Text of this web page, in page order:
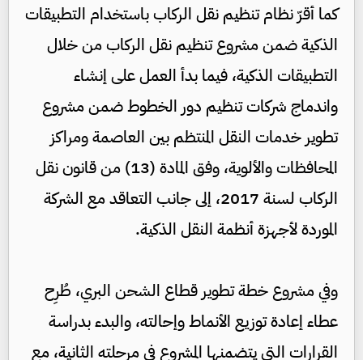
كما أقرّ نظام تنظيم نقل الركاب باستخدام التطبيقات
الذكية ضمن مشروع تنظيم نقل الركاب من خلال
التطبيقات الذكية، فيما بدأ العمل على إنشاء
واندماج شركات تنظيم دور الخطوط ضمن مشروع
تطوير خدمات النقل المنتظم بين العاصمة ومراكز
المحافظات والألوية، وفق المادة (13) من قانون نقل
الركاب لسنة 2017، إلى جانب التعاقد مع الشركة
الموردة لأجهزة أنظمة النقل الذكية.
وفي مشروع خطة تطوير قطاع الشحن البري، طُرِح
عطاء إعادة توزيع الأنماط وإحالته، والبدء بدراسة
القرارات التي يتضمنها المشروع في مرحلته الثانية، مع